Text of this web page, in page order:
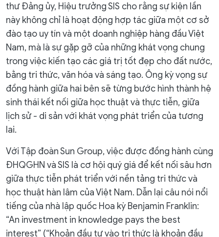
thư Đảng ủy, Hiệu trưởng SIS cho rằng sự kiện lần
này không chỉ là hoạt động hợp tác giữa một cơ sở
đào tạo uy tín và một doanh nghiệp hàng đầu Việt
Nam, mà là sự gặp gỡ của những khát vọng chung
trong việc kiến tạo các giá trị tốt đẹp cho đất nước,
bằng tri thức, văn hóa và sáng tạo. Ông kỳ vọng sự
đồng hành giữa hai bên sẽ từng bước hình thành hệ
sinh thái kết nối giữa học thuật và thực tiễn, giữa
lịch sử - di sản với khát vọng phát triển của tương
lai.
Với Tập đoàn Sun Group, việc được đồng hành cùng
ĐHQGHN và SIS là cơ hội quý giá để kết nối sâu hơn
giữa thực tiễn phát triển với nền tảng tri thức và
học thuật hàn lâm của Việt Nam. Dẫn lại câu nói nổi
tiếng của nhà lập quốc Hoa kỳ Benjamin Franklin:
“An investment in knowledge pays the best
interest” (“Khoản đầu tư vào tri thức là khoản đầu